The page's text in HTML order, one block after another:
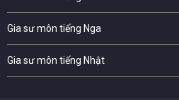
Gia sư môn tiếng Nga
Gia sư môn tiếng Nhật